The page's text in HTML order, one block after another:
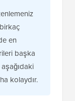
en
başka
kolaydır.